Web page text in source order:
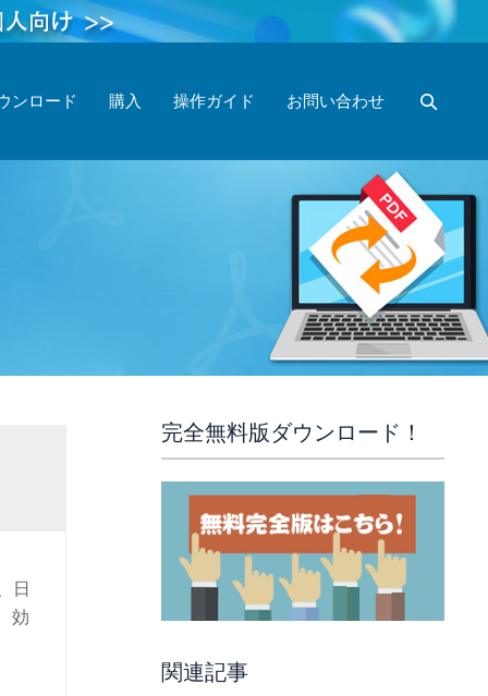
ンロード 購入 操作ガイド お問い合わせ
日
効
完全無料版ダウンロード！
関連記事